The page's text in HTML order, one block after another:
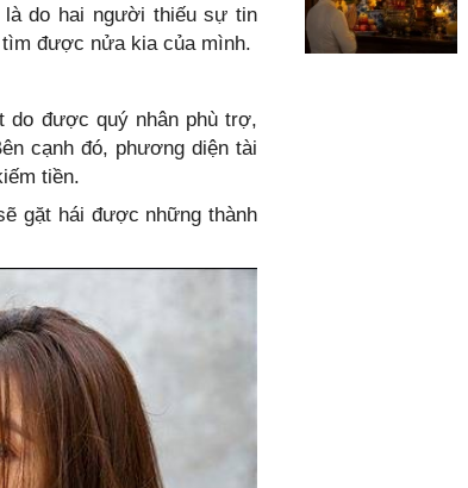
là do hai người thiếu sự tin
được nửa kia của mình.
do được quý nhân phù trợ,
cạnh đó, phương diện tài
tiền.
gặt hái được những thành